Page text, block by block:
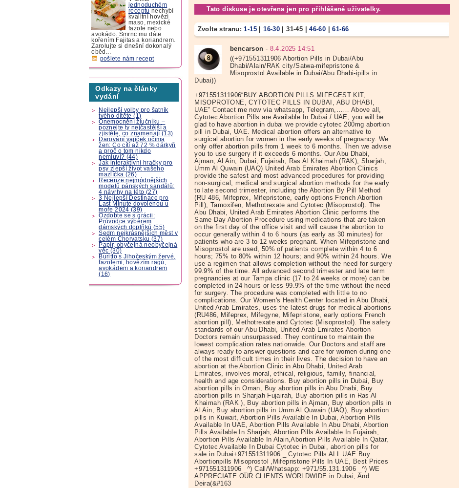
jednoduchém
receptu nechybí
kvalitní hovězí
maso, mexické
fazole nebo
avokádo. Šmrnc mu dáte
kořením Fajitas a koriandrem.
Zarolujte si dnešní dokonalý
oběd...
pošlete nám recept
Odkazy na články
vydání
Nejlepší volby pro šatník
tvého dítěte (1)
Onemocnění žlučníku –
poznejte ty nejčastější a
zjistěte, co znamenají (13)
Darování vajíček očima
žen: Co cítí až 72 % dárkyň
a proč o tom nikdo
nemluví? (44)
Jak interaktivní hračky pro
psy zlepší život vašeho
mazlíčka (26)
Recenze nejmódnějších
modelů pánských sandálů:
4 návrhy na léto (27)
3 Nejlepší Destinace pro
Last Minute dovolenou u
moře 2024 (39)
Ozdobte se s grácii:
Průvodce výběrem
dámských doplňků (55)
Sedm nejkrásnějších měst v
celém Chorvatsku (37)
Papír, obyčejná neobyčejná
věc (30)
Buritto s Jihočeským žervé,
fazolemi, hovězím ragú,
avokádem a koriandrem
(16)
Tato diskuse je otevřena jen pro přihlášené uživatelky.
Zvolte stranu:1-15 |16-30 |31-45 |46-60 |61-66
bencarson - 8.4.2025 14:51
((+971551311906 Abortion Pills in Dubai/Abu
Dhabi/Alain/RAK city/Satwa-mifepristone &
Misoprostol Available in Dubai/Abu Dhabi-ipills in
Dubai))
+971551311906“BUY ABORTION PILLS MIFEGEST KIT,
MISOPROTONE, CYTOTEC PILLS IN DUBAI, ABU DHABI,
UAE” Contact me now via whatsapp, Telegram,…… Above all,
Cytotec Abortion Pills are Available In Dubai / UAE, you will be
glad to have abortion in dubai we provide cytotec 200mg abortion
pill in Dubai, UAE. Medical abortion offers an alternative to
surgical abortion for women in the early weeks of pregnancy. We
only offer abortion pills from 1 week to 6 months. Then we advise
you to use surgery if it exceeds 6 months. Our Abu Dhabi,
Ajman, Al Ain, Dubai, Fujairah, Ras Al Khaimah (RAK), Sharjah,
Umm Al Quwain (UAQ) United Arab Emirates Abortion Clinics
provide the safest and most advanced procedures for providing
non-surgical, medical and surgical abortion methods for the early
to late second trimester, including the Abortion By Pill Method
(RU 486, Mifeprex, Mifepristone, early options French Abortion
Pill), Tamoxifen, Methotrexate and Cytotec (Misoprostol). The
Abu Dhabi, United Arab Emirates Abortion Clinic performs the
Same Day Abortion Procedure using medications that are taken
on the first day of the office visit and will cause the abortion to
occur generally within 4 to 6 hours (as early as 30 minutes) for
patients who are 3 to 12 weeks pregnant. When Mifepristone and
Misoprostol are used, 50% of patients complete within 4 to 6
hours; 75% to 80% within 12 hours; and 90% within 24 hours. We
use a regimen that allows completion without the need for surgery
99.9% of the time. All advanced second trimester and late term
pregnancies at our Tampa clinic (17 to 24 weeks or more) can be
completed in 24 hours or less 99.9% of the time without the need
for surgery. The procedure was completed with little to no
complications. Our Women's Health Center located in Abu Dhabi,
United Arab Emirates, uses the latest drugs for medical abortions
(RU486, Mifeprex, Mifegyne, Mifepristone, early options French
abortion pill), Methotrexate and Cytotec (Misoprostol). The safety
standards of our Abu Dhabi, United Arab Emirates Abortion
Doctors remain unsurpassed. They continue to maintain the
lowest complication rates nationwide. Our Doctors and staff are
always ready to answer questions and care for women during one
of the most difficult times in their lives. The decision to have an
abortion at the Abortion Clinic in Abu Dhabi, United Arab
Emirates, involves moral, ethical, religious, family, financial,
health and age considerations. Buy abortion pills in Dubai, Buy
abortion pills in Oman, Buy abortion pills in Abu Dhabi, Buy
abortion pills in Sharjah Fujairah, Buy abortion pills in Ras Al
Khaimah (RAK ), Buy abortion pills in Ajman, Buy abortion pills in
Al Ain, Buy abortion pills in Umm Al Quwain (UAQ), Buy abortion
pills in Kuwait, Abortion Pills Available In Dubai, Abortion Pills
Available In UAE, Abortion Pills Available In Abu Dhabi, Abortion
Pills Available In Sharjah, Abortion Pills Available In Fujairah,
Abortion Pills Available In Alain,Abortion Pills Available In Qatar,
Cytotec Available In Dubai Cytotec in Dubai, abortion pills for
sale in Dubai+971551311906 _ Cytotec Pills ALL UAE Buy
Abortionpills Misoprostol ,Mifepristone Pills In UAE, Best Prices
+971551311906 _^) Call/Whatsapp: +971/55.131.1906 _^) WE
APPRECIATE OUR CLIENTS WORLDWIDE in Dubai, And
Deira(&#163